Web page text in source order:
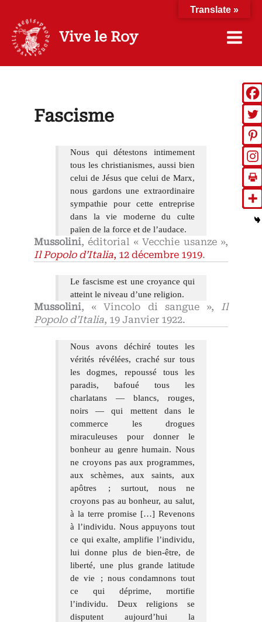
contenu
Vive le Roy
Fascisme
Nous qui détestons intimement
tous les christianismes, aussi bien
celui de Jésus que celui de Marx,
nous gardons une extraordinaire
sympathie pour cette entreprise
dans la vie moderne du culte
païen de la force et de l’audace.
Mussolini, éditorial « Vecchie usanze »,
Il Popolo d’Italia, 12 décembre 1919.
Le fascisme est une croyance qui
atteint le niveau d’une religion.
Mussolini, « Vincolo di sangue »,
Il
Popolo d’Italia, 19 Janvier 1922.
Nous avons déchiré toutes les
vérités révélées, craché sur tous
les dogmes, repoussé tous les
paradis, bafoué tous les
charlatans — blancs, rouges,
noirs — qui mettent dans le
commerce les drogues
miraculeuses pour donner le
bonheur au genre humain. Nous
ne croyons pas aux programmes,
aux schèmes, aux saints, aux
apôtres ; surtout, nous ne
croyons pas au bonheur, au salut,
à la terre promise […] Revenons
à l’individu. Nous appuyons tout
ce qui exalte, amplifie l’individu,
lui donne plus de bien-être, de
liberté, une plus grande latitude
de vie ; nous condamnons tout
ce qui déprime, mortifie
l’individu. Deux religions se
disputent aujourd’hui la
Translate »